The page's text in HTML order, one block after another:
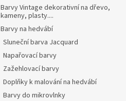
Barvy Vintage dekorativní na dřevo,
kameny, plasty....
Barvy na hedvábí
Sluneční barva Jacquard
Napařovací barvy
Zažehlovací barvy
Doplňky k malování na hedvábí
Barvy do mikrovlnky